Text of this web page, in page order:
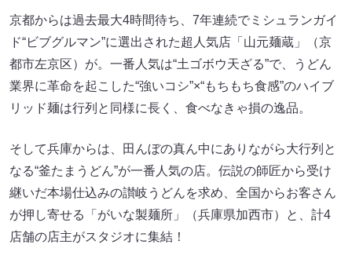
京都からは過去最大4時間待ち、7年連続でミシュランガイ
ド“ビブグルマン”に選出された超人気店「山元麺蔵」（京
都市左京区）が。一番人気は“土ゴボウ天ざる”で、うどん
業界に革命を起こした“強いコシ”×“もちもち食感”のハイブ
リッド麺は行列と同様に長く、食べなきゃ損の逸品。
そして兵庫からは、田んぼの真ん中にありながら大行列と
なる“釜たまうどん”が一番人気の店。伝説の師匠から受け
継いだ本場仕込みの讃岐うどんを求め、全国からお客さん
が押し寄せる「がいな製麺所」（兵庫県加西市）と、計4
店舗の店主がスタジオに集結！